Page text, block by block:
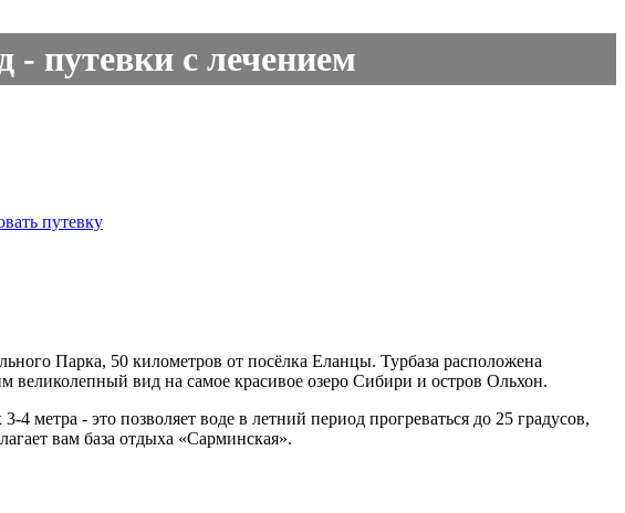
путевки с лечением
путевку
Парка, 50 километров от посёлка Еланцы. Турбаза расположена
вид на самое красивое озеро Сибири и остров Ольхон.
метра - это позволяет воде в летний период прогреваться до 25 градусов,
вам база отдыха «Сарминская».